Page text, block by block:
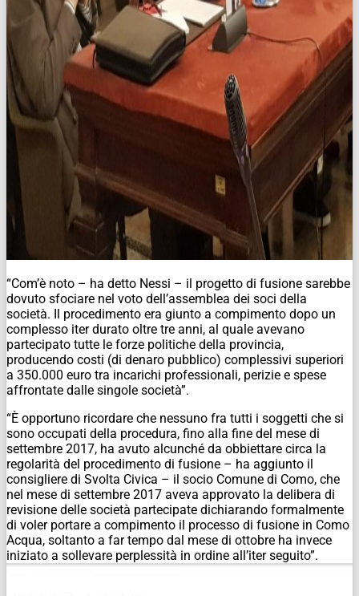
“Com’è noto – ha detto Nessi – il progetto di fusione sarebbe
dovuto sfociare nel voto dell’assemblea dei soci della
società. Il procedimento era giunto a compimento dopo un
complesso iter durato oltre tre anni, al quale avevano
partecipato tutte le forze politiche della provincia,
producendo costi (di denaro pubblico) complessivi superiori
a 350.000 euro tra incarichi professionali, perizie e spese
affrontate dalle singole società”.
“È opportuno ricordare che nessuno fra tutti i soggetti che si
sono occupati della procedura, fino alla fine del mese di
settembre 2017, ha avuto alcunché da obbiettare circa la
regolarità del procedimento di fusione – ha aggiunto il
consigliere di Svolta Civica – il socio Comune di Como, che
nel mese di settembre 2017 aveva approvato la delibera di
revisione delle società partecipate dichiarando formalmente
di voler portare a compimento il processo di fusione in Como
Acqua, soltanto a far tempo dal mese di ottobre ha invece
iniziato a sollevare perplessità in ordine all’iter seguito”.